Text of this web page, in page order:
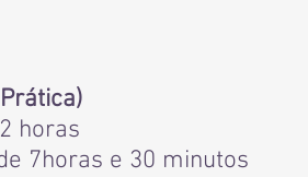
horas
7horas e 30 minutos